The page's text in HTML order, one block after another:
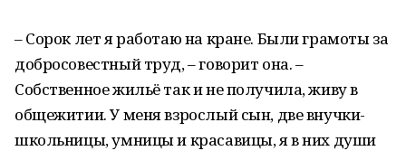
– Сорок лет я работаю на кране. Были грамоты за
добросовестный труд, – говорит она. –
Собственное жильё так и не получила, живу в
общежитии. У меня взрослый сын, две внучки-
школьницы, умницы и красавицы, я в них души